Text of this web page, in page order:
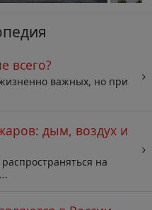
всего?
важных, но при
дым, воздух и
на